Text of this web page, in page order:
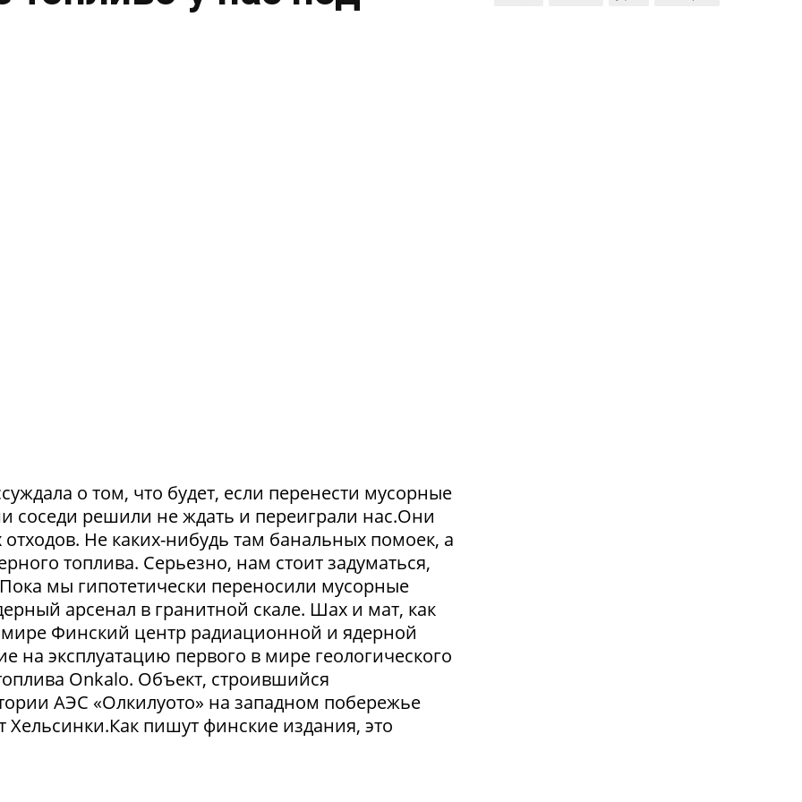
о том, что будет, если перенести мусорные
решили не ждать и переиграли нас.Они
Не каких-нибудь там банальных помоек, а
топлива. Серьезно, нам стоит задуматься,
мы гипотетически переносили мусорные
арсенал в гранитной скале. Шах и мат, как
мире Финский центр радиационной и ядерной
на эксплуатацию первого в мире геологического
Onkalo. Объект, строившийся
АЭС «Олкилуото» на западном побережье
пишут финские издания, это